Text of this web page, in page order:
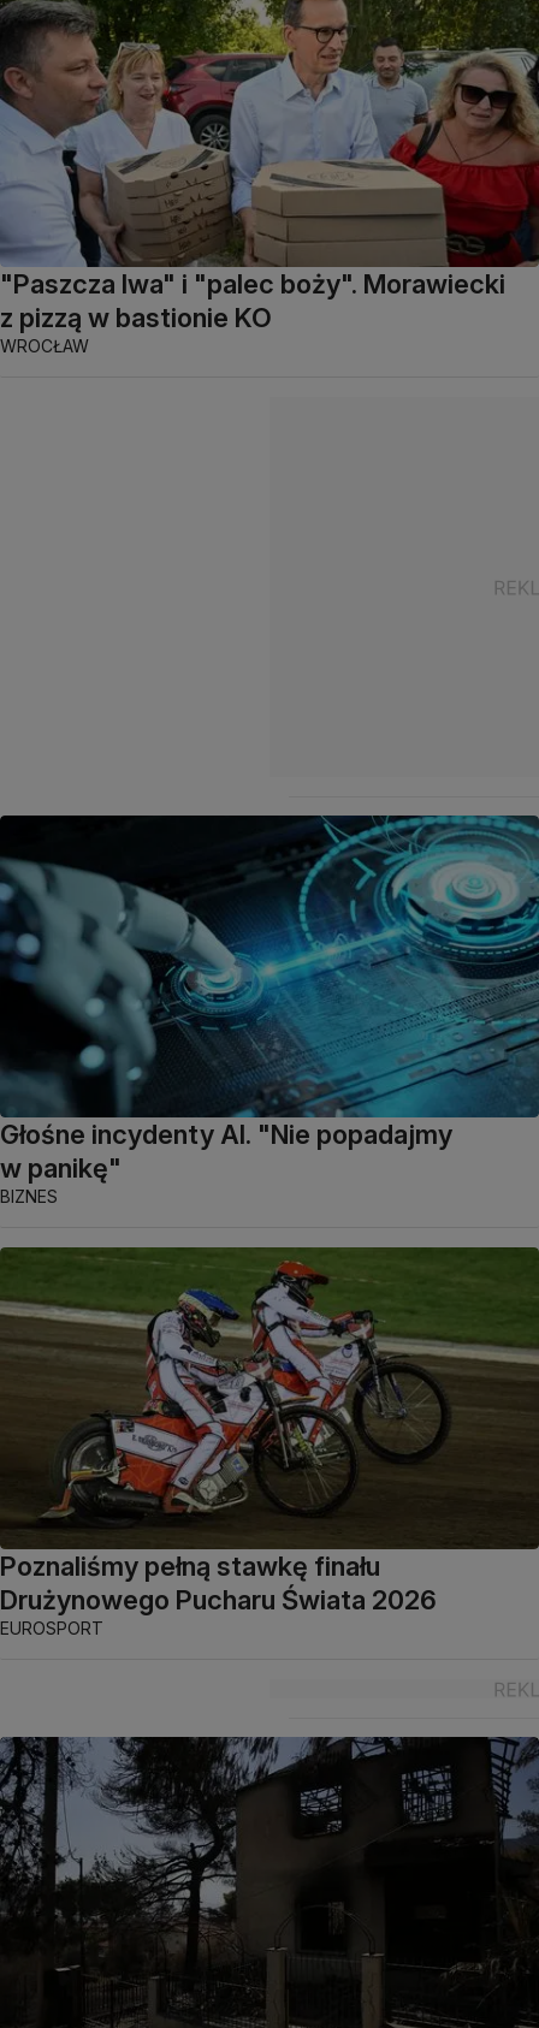
"Paszcza lwa" i "palec boży". Morawiecki
z pizzą w bastionie KO
WROCŁAW
Głośne incydenty AI. "Nie popadajmy
w panikę"
BIZNES
Poznaliśmy pełną stawkę finału
Drużynowego Pucharu Świata 2026
EUROSPORT